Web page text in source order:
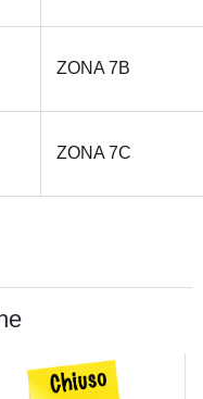
ZONA 7B
ZONA 7C